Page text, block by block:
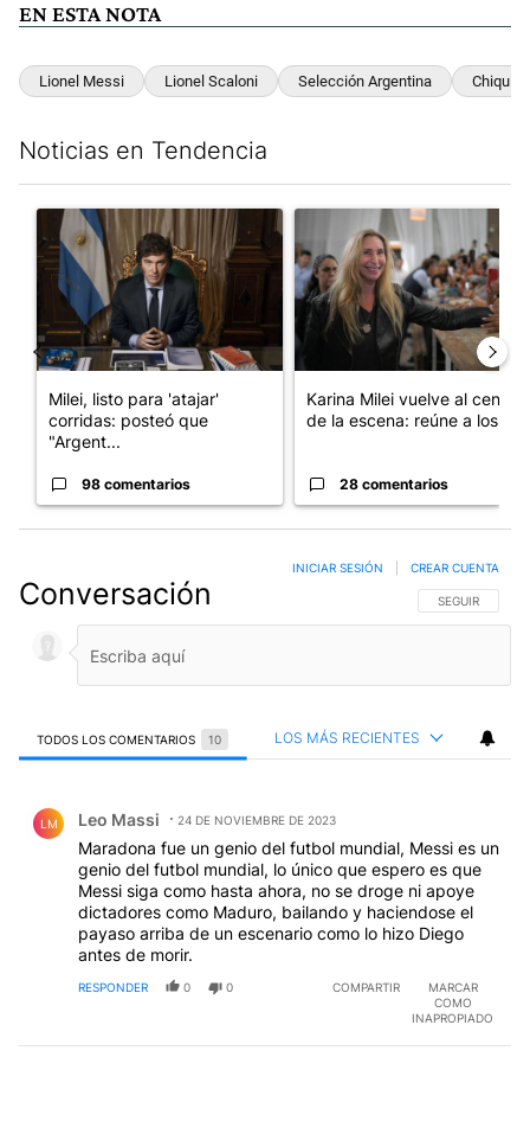
EN ESTA NOTA
Lionel Messi Lionel Scaloni Selección Argentina Chiqui
Noticias en Tendencia
Un artículo de tendencia con el título "Milei, listo para 'atajar'
Milei, listo para 'atajar'
corridas: posteó que
"Argent...
98 comentarios
Un artículo de tendencia
Karina Milei vuelve al centro
de la escena: reúne a los...
28 comentarios
Conversación SIGA ESTA
SEGUIR
INICIAR SESIÓN CREAR CUENTA
TODOS LOS COMENTARIOS 10 LOS MÁS RECIENTES
LM Leo Massi 24 DE NOVIEMBRE DE 2023
Maradona fue un genio del futbol mundial, Messi es un
genio del futbol mundial, lo único que espero es que
Messi siga como hasta ahora, no se droge ni apoye
dictadores como Maduro, bailando y haciendose el
payaso arriba de un escenario como lo hizo Diego
antes de morir.
RESPONDER 0 0 COMPARTIR
MARCAR
COMO
INAPROPIADO